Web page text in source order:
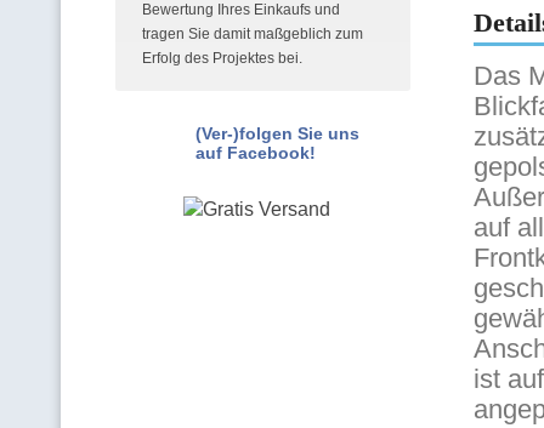
Das
auf
ist
Bewertung Ihres Einkaufs und
tragen Sie damit maßgeblich zum
Erfolg des Projektes bei.
(Ver-)folgen Sie uns
auf Facebook!